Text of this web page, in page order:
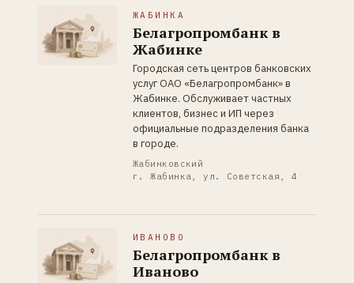
ЖАБИНКА
Белагропромбанк в
Жабинке
Городская сеть центров банковских
услуг ОАО «Белагропромбанк» в
Жабинке. Обслуживает частных
клиентов, бизнес и ИП через
официальные подразделения банка
в городе.
Жабинковский
г. Жабинка, ул. Советская, 4
ИВАНОВО
Белагропромбанк в
Иваново